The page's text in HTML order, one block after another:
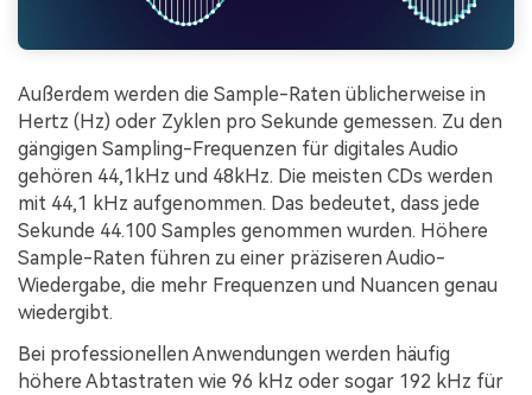
Außerdem werden die Sample-Raten üblicherweise in
Hertz (Hz) oder Zyklen pro Sekunde gemessen. Zu den
gängigen Sampling-Frequenzen für digitales Audio
gehören 44,1kHz und 48kHz. Die meisten CDs werden
mit 44,1 kHz aufgenommen. Das bedeutet, dass jede
Sekunde 44.100 Samples genommen wurden. Höhere
Sample-Raten führen zu einer präziseren Audio-
Wiedergabe, die mehr Frequenzen und Nuancen genau
wiedergibt.
Bei professionellen Anwendungen werden häufig
höhere Abtastraten wie 96 kHz oder sogar 192 kHz für